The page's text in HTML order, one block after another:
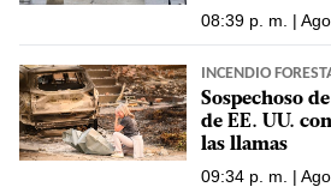
08:39 p. m. |
INCENDIO
Sospechoso
de EE. UU.
las llamas
09:34 p. m. |